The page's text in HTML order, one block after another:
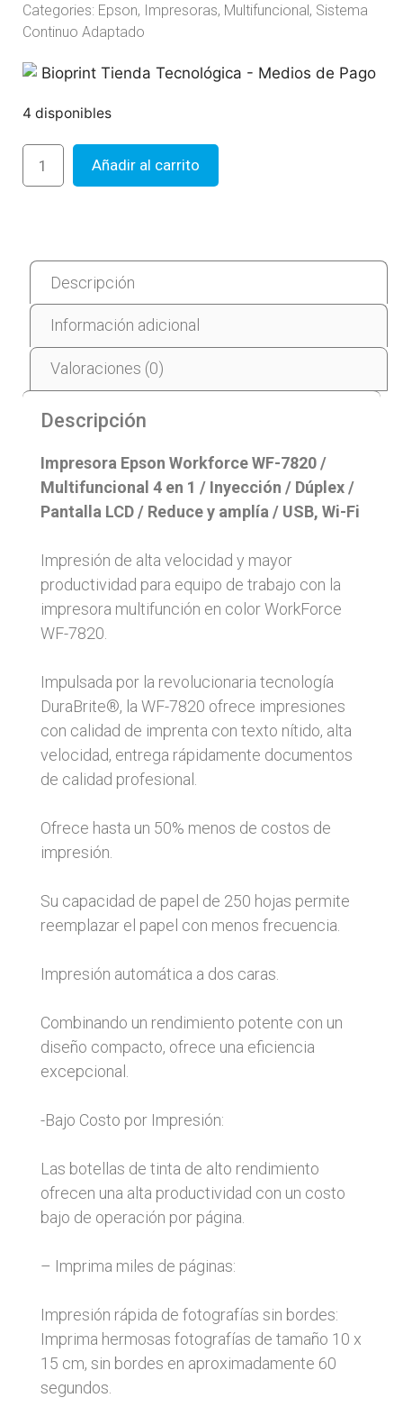
Categories: Epson, Impresoras, Multifuncional, Sistema
Continuo Adaptado
4 disponibles
Añadir al carrito
Descripción
Información adicional
Valoraciones (0)
Descripción
Impresora Epson Workforce WF-7820 /
Multifuncional 4 en 1 / Inyección / Dúplex /
Pantalla LCD / Reduce y amplía / USB, Wi-Fi
Impresión de alta velocidad y mayor
productividad para equipo de trabajo con la
impresora multifunción en color WorkForce
WF-7820.
Impulsada por la revolucionaria tecnología
DuraBrite®, la WF-7820 ofrece impresiones
con calidad de imprenta con texto nítido, alta
velocidad, entrega rápidamente documentos
de calidad profesional.
Ofrece hasta un 50% menos de costos de
impresión.
Su capacidad de papel de 250 hojas permite
reemplazar el papel con menos frecuencia.
Impresión automática a dos caras.
Combinando un rendimiento potente con un
diseño compacto, ofrece una eficiencia
excepcional.
-Bajo Costo por Impresión:
Las botellas de tinta de alto rendimiento
ofrecen una alta productividad con un costo
bajo de operación por página.
– Imprima miles de páginas:
Impresión rápida de fotografías sin bordes:
Imprima hermosas fotografías de tamaño 10 x
15 cm, sin bordes en aproximadamente 60
segundos.